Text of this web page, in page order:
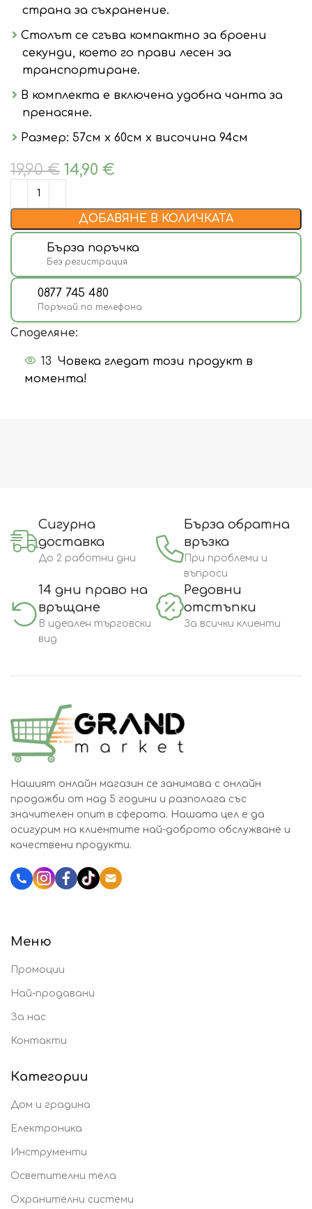
страна за съхранение.
Столът се сгъва компактно за броени
секунди, което го прави лесен за
транспортиране.
В комплекта е включена удобна чанта за
пренасяне.
Размер: 57см х 60см х височина 94см
19,90€ 14,90€
ДОБАВЯНЕ В КОЛИЧКАТА
Бърза поръчка
Без регистрация
0877 745 480
Поръчай по телефона
Споделяне:
13 Човека гледат този продукт в
момента!
Сигурна
доставка
До 2 работни дни
Бърза обратна
връзка
При проблеми и
въпроси
14 дни право на
връщане
В идеален търговски
вид
Редовни
отстъпки
За всички клиенти
Нашият онлайн магазин се занимава с онлайн
продажби от над 5 години и разполага със
значителен опит в сферата. Нашата цел е да
осигурим на клиентите най-доброто обслужване и
качествени продукти.
Меню
Промоции
Най-продавани
За нас
Контакти
Категории
Дом и градина
Електроника
Инструменти
Осветителни тела
Охранителни системи